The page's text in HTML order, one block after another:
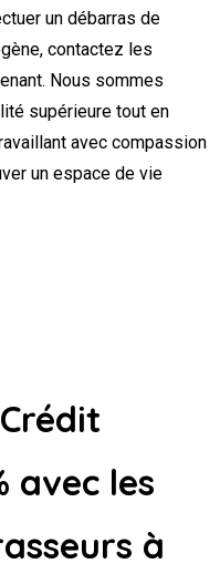
un débarras de
contactez les
Nous sommes
supérieure tout en
avec compassion
un espace de vie
avec les
à